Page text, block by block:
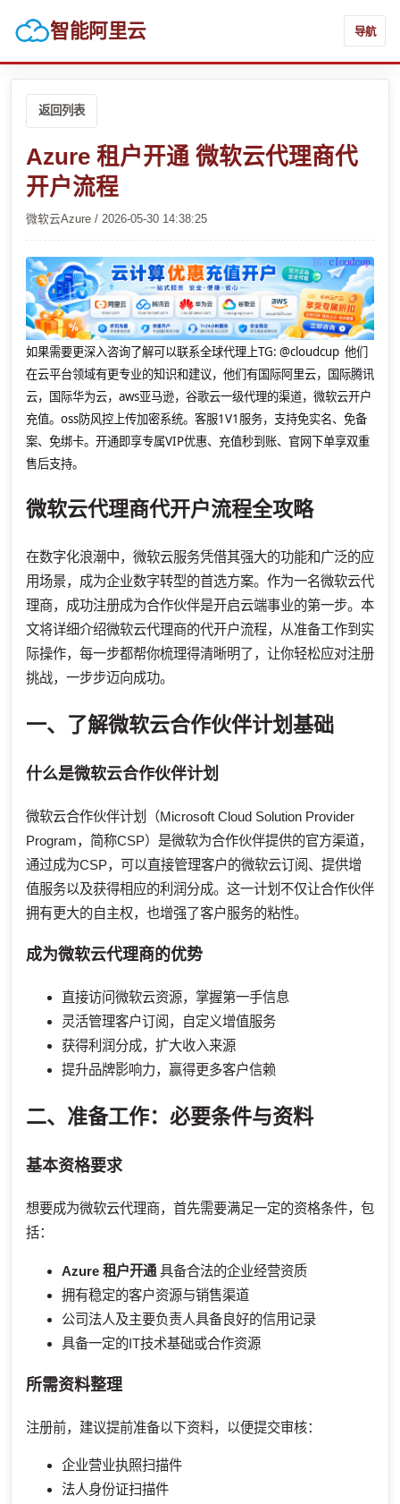
智能阿里云 导航
返回列表
Azure 租户开通 微软云代理商代
开户流程
微软云Azure / 2026-05-30 14:38:25
如果需要更深入咨询了解可以联系全球代理上TG: @cloudcup 他们
在云平台领域有更专业的知识和建议，他们有国际阿里云，国际腾讯
云，国际华为云，aws亚马逊，谷歌云一级代理的渠道，微软云开户
充值。oss防风控上传加密系统。客服1V1服务，支持免实名、免备
案、免绑卡。开通即享专属VIP优惠、充值秒到账、官网下单享双重
售后支持。
微软云代理商代开户流程全攻略
在数字化浪潮中，微软云服务凭借其强大的功能和广泛的应
用场景，成为企业数字转型的首选方案。作为一名微软云代
理商，成功注册成为合作伙伴是开启云端事业的第一步。本
文将详细介绍微软云代理商的代开户流程，从准备工作到实
际操作，每一步都帮你梳理得清晰明了，让你轻松应对注册
挑战，一步步迈向成功。
一、了解微软云合作伙伴计划基础
什么是微软云合作伙伴计划
微软云合作伙伴计划（Microsoft Cloud Solution Provider
Program，简称CSP）是微软为合作伙伴提供的官方渠道，
通过成为CSP，可以直接管理客户的微软云订阅、提供增
值服务以及获得相应的利润分成。这一计划不仅让合作伙伴
拥有更大的自主权，也增强了客户服务的粘性。
成为微软云代理商的优势
直接访问微软云资源，掌握第一手信息
灵活管理客户订阅，自定义增值服务
获得利润分成，扩大收入来源
提升品牌影响力，赢得更多客户信赖
二、准备工作：必要条件与资料
基本资格要求
想要成为微软云代理商，首先需要满足一定的资格条件，包
括：
Azure 租户开通 具备合法的企业经营资质
拥有稳定的客户资源与销售渠道
公司法人及主要负责人具备良好的信用记录
具备一定的IT技术基础或合作资源
所需资料整理
注册前，建议提前准备以下资料，以便提交审核：
企业营业执照扫描件
法人身份证扫描件